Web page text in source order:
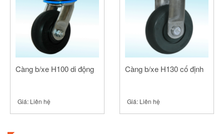
Càng b/xe H100 di động
Giá: Liên hệ
Càng b/xe H130 cố định
Giá: Liên hệ